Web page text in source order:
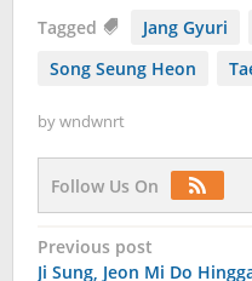
Tagged Jang Gyuri
Song Seung Heon
bywndwnrt
Follow Us On
Post
Previous post
Ji Sung, Jeon Mi Do